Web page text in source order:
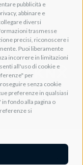
pubblicità e
abbinare e
diversi
trasmesse
precisi, riconoscere i
Puoi liberamente
incorrere in limitazioni
all'uso di cookie e
per
senza cookie
preferenze in qualsiasi
fondo alla pagina o
si
ai sensi dell'art. 2497-bis co.
di Trento n. 01993790227